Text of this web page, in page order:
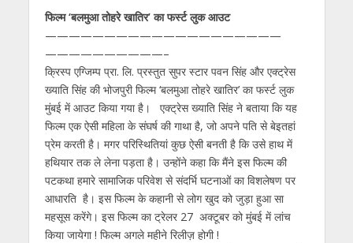
A
p
p
o
o
k
a
m
n
g
er
dI
n
फिल्‍म ‘बलमुआ तोहरे खातिर’ का फर्स्‍ट लुक आउट
————————————————————
——————————–
क्रिस्‍प एग्जिम्‍प प्रा. लि. प्रस्‍तुत सुपर स्‍टार पवन सिंह और एक्ट्रेस
ख्याति सिंह की भोजपुरी फिल्‍म ‘बलमुआ तोहरे खातिर’ का फर्स्‍ट लुक
मुंबई में आउट किया गया है। एक्ट्रेस ख्याति सिंह ने बताया कि यह
फिल्‍म एक ऐसी महिला के संघर्ष की गाथा है, जो अपने पति से बेइतहां
प्रेम करती है। मगर परिस्थितियां कुछ ऐसी बनती है कि उसे हाथ में
हथियार तक ले लेना पड़ता है। उन्‍होंने कहा कि मैंने इस फिल्‍म की
पटकथा हमारे सामाजिक परिवेश से संदर्भि घटनाओं का विशलेषण पर
आधारति है। इस फिल्म के कहानी से लोग खुद को जुड़ा हुआ सा
महसूस करेंगे। इस फिल्म का ट्रेलर 27 अक्टूबर को मुंबई में लांच
किया जायेगा ! फिल्म अगले महीने रिलीज़ होगी !